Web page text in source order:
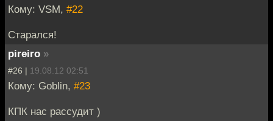
Кому: VSM, #22
Старался!
pireiro »
#26 | 19.08.12 02:51
Кому: Goblin, #23
КПК нас рассудит )